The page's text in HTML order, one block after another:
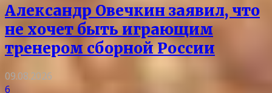
Александр Овечкин заявил, что
не хочет быть играющим
тренером сборной России
09.08.2026
6